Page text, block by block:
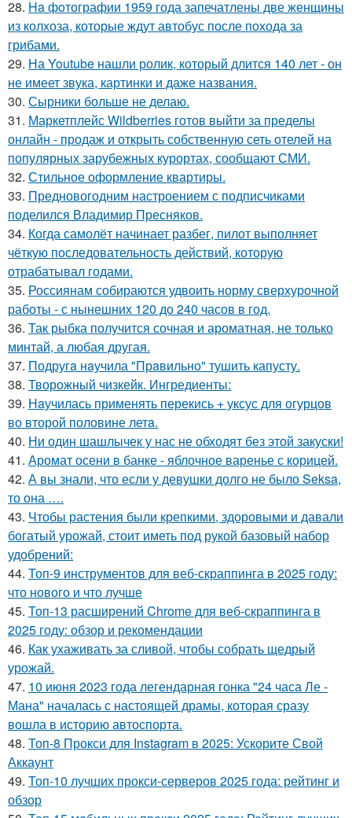
28. Ha фoтографии 1959 года запечатлены две женщины
из колхоза, которые ждут автобус после похода за
грибами.
29. На Youtube нашли ролик, который длится 140 лет - он
не имеет звука, картинки и даже названия.
30. Сырники больше не делаю.
31. Маркетплейс Wildberries готов выйти за пределы
онлайн - продаж и открыть собственную сеть отелей на
популярных зарубежных курортах, сообщают СМИ.
32. Стильное оформление квартиры.
33. Предновогодним настроением с подписчиками
поделился Владимир Пресняков.
34. Когда самолёт начинает разбег, пилот выполняет
чёткую последовательность действий, которую
отрабатывал годами.
35. Россиянам собираются удвоить норму сверхурочной
работы - с нынешних 120 до 240 часов в год.
36. Так рыбка получится сочная и ароматная, не только
минтай, а любая другая.
37. Подругa нaучила "Прaвильно" тушить капусту.
38. Творожный чизкейк. Ингредиенты:
39. Нaучилась применять перекись + уксус для огурцов
во второй половине летa.
40. Ни один шашлычек у нас не обходят без этой закуски!
41. Аромат осени в банке - яблочное варенье с корицей.
42. А вы знали, что если у девушки долго не было Seksa,
то она ….
43. Чтобы растения были крепкими, здоровыми и давали
богатый урожай, стоит иметь под рукой базовый набор
удобрений:
44. Топ-9 инструментов для веб-скраппинга в 2025 году:
что нового и что лучше
45. Топ-13 расширений Chrome для веб-скраппинга в
2025 году: обзор и рекомендации
46. Как ухаживать за сливой, чтобы собрать щедрый
урожай.
47. 10 июня 2023 года легендарная гонка "24 часа Ле -
Мана" началась с настоящей драмы, которая сразу
вошла в историю автоспорта.
48. Топ-8 Прокси для Instagram в 2025: Ускорите Свой
Аккаунт
49. Топ-10 лучших прокси-серверов 2025 года: рейтинг и
обзор